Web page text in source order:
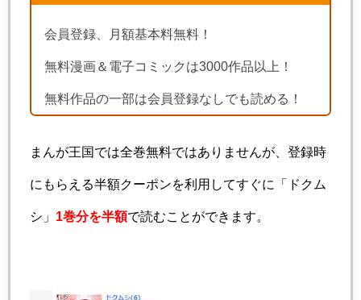
会員登録、月額基本料無料！
無料漫画＆電子コミックは3000作品以上！
無料作品の一部は会員登録なしでも読める！
まんが王国では全巻無料ではありませんが、登録時
にもらえる半額クーポンを利用してすぐに「ドクム
シ」 1巻分を半額で読むことができます。